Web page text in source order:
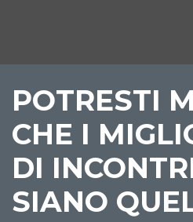
POTRESTI
CHE I
DI
SIANO